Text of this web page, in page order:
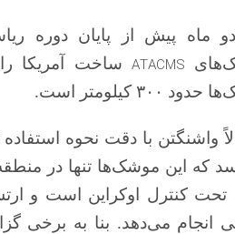
دو ماه پیش از پایان دوره
ATACMS ساخت آمریکا
حدود ۳۰۰ کیلومتر است.
واشنگتن با دقت نحوه
که این موشک‌ها تنها در
تحت کنترل اوکراین است و
انجام می‌دهد. بنا به برخی